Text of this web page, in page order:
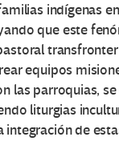
indígenas
que este
equipos
las parroquias,
liturgias
integración de